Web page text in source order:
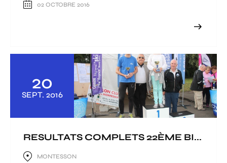
02 OCTOBRE 2016
20
SEPT. 2016
RESULTATS COMPLETS 22ÈME BI...
MONTESSON